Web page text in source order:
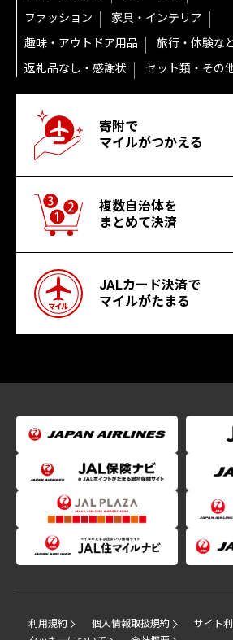
ファッション
家具・インテリア
趣味・アウトドア用品
旅行・体験な
返礼品なし・感謝状
セット類・その
寄附で
マイルがつかえる
複数自治体を
まとめて決済
JALカード決済で
マイルがたまる
利用規約 個人情報取扱規約
サイト